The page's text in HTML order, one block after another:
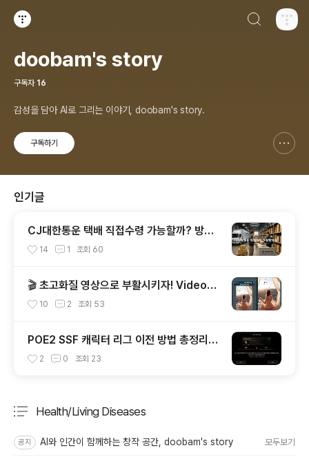
doobam's story
구독자 16
감성을 담아 AI로 그리는 이야기, doobam's story.
구독하기
인기글
CJ대한통운 택배 직접수령 가능할까? 방문
수령 방법과 빠르게 찾는 꿀팁 총정리!
14 1 조회 60
🎬 초고화질 영상으로 부활시키자! Video2
X 설치부터 실전 업스케일링까지 완벽 가이
10 2 조회 53
POE2 SSF 캐릭터 리그 이전 방법 총정리｜
보관함 아이템 옮기는 꿀팁까지!
2 0 조회 23
Health/Living Diseases
공지 AI와 인간이 함께하는 창작 공간, doobam's story 모두보기